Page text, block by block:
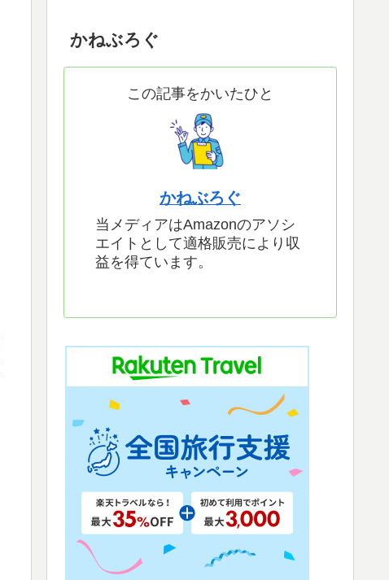
かねぶろぐ
この記事をかいたひと
かねぶろぐ
当メディアはAmazonのアソシ
エイトとして適格販売により収
益を得ています。